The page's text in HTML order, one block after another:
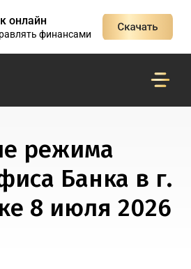
онлайн
финансами
режима
Банка в г.
8 июля 2026